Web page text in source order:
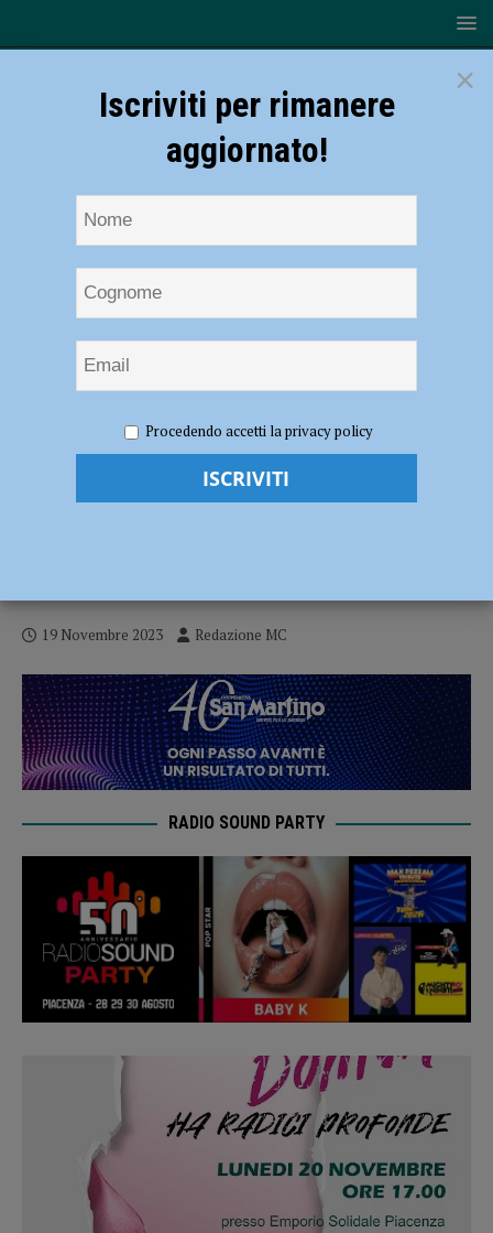
della donna ha radici profonde”, presentazione dell’installazione il 20
novembre all’Emporio Solidale
“La forza della donna ha radici profonde”,
19 Novembre 2023 Redazione MC
RADIO SOUND PARTY
×
Iscriviti per rimanere
aggiornato!
Procedendo accetti la privacy policy